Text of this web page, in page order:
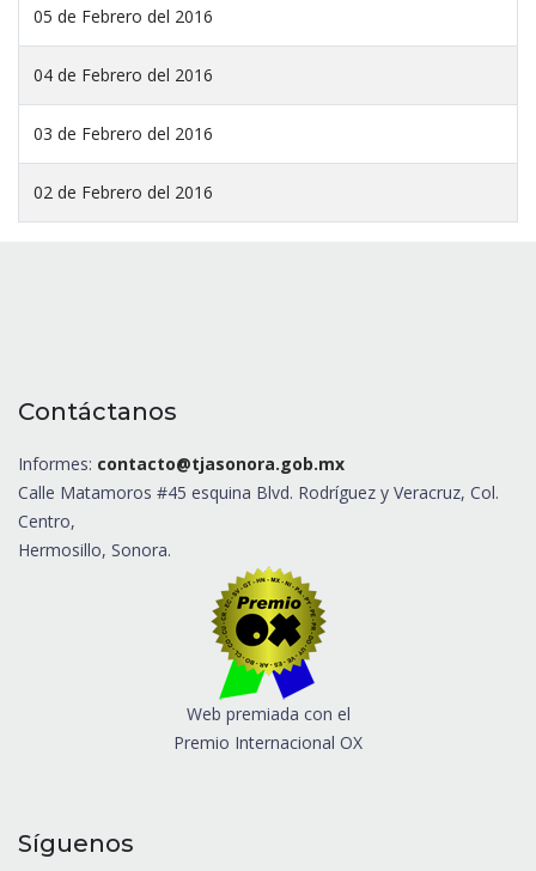
05 de Febrero del 2016
04 de Febrero del 2016
03 de Febrero del 2016
02 de Febrero del 2016
Contáctanos
Informes: contacto@tjasonora.gob.mx
Calle Matamoros #45 esquina Blvd. Rodríguez y Veracruz, Col.
Centro,
Hermosillo, Sonora.
Web premiada con el
Premio Internacional OX
Síguenos